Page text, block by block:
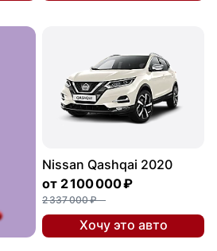
Nissan Qashqai 2020
от 2 100 000 ₽
2 337 000 ₽
Хочу это авто